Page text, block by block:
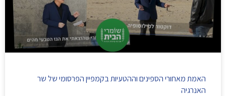
האמת מאחורי הספינים וההטעיות בקמפיין הפרסומי של שר
האנרגיה